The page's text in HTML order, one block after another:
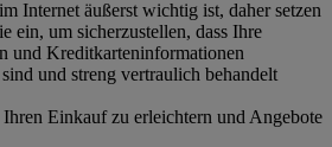
Internet äußerst wichtig ist, daher setzen
ein, um sicherzustellen, dass Ihre
und Kreditkarteninformationen
und streng vertraulich behandelt
Einkauf zu erleichtern und Angebote